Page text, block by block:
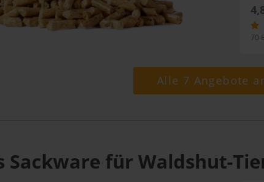
70
Alle 7 Angebote
Sackware für Waldshut-